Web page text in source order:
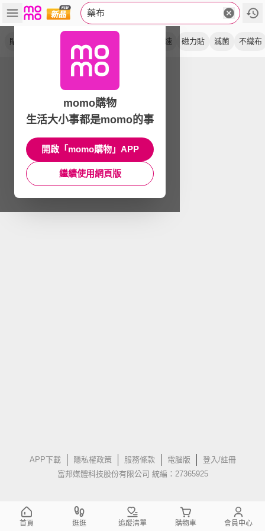
藥布
貼布 妥療速 磁力貼 滅菌 不織布
APP下載 隱私權政策 服務條款 電腦版
登入/註冊
富邦媒體科技股份有限公司 統編：27365925
momo購物
生活大小事都是momo的事
開啟「momo購物」APP
繼續使用網頁版
首頁 逛逛 追蹤清單 購物車 會員中心